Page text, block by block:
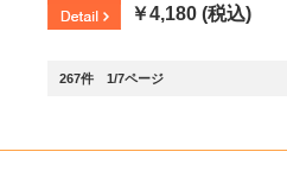
456
￥4,180 (税込)
267件 1/7ページ